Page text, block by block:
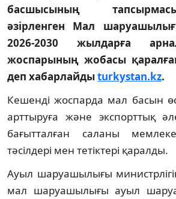
басшысының
әзірленген Мал
2026-2030 жылдарға
жоспарының жобасы
деп хабарлайдыturkystan.kz.
Кешенді жоспарда мал басын
арттыруға және экспорттық
бағытталған саланы
тәсілдері мен тетіктері қаралды.
Ауыл шаруашылығы
мал шаруашылығы ауыл